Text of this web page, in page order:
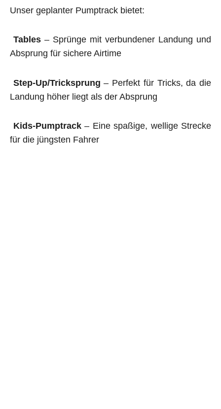
Unser geplanter Pumptrack bietet:
Tables – Sprünge mit verbundener Landung und
Absprung für sichere Airtime
Step-Up/Tricksprung – Perfekt für Tricks, da die
Landung höher liegt als der Absprung
Kids-Pumptrack– Eine spaßige, wellige Strecke
für die jüngsten Fahrer